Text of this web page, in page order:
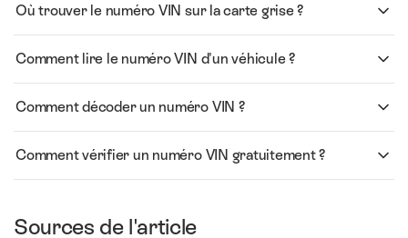
Où trouver le numéro VIN sur la carte grise ?
Comment lire le numéro VIN d'un véhicule ?
Comment décoder un numéro VIN ?
Comment vérifier un numéro VIN gratuitement ?
Sources de l'article